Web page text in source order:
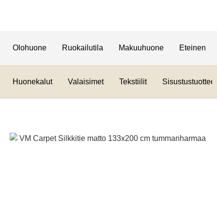
Olohuone Ruokailutila Makuuhuone Eteinen
Huonekalut Valaisimet Tekstiilit Sisustustuotteet